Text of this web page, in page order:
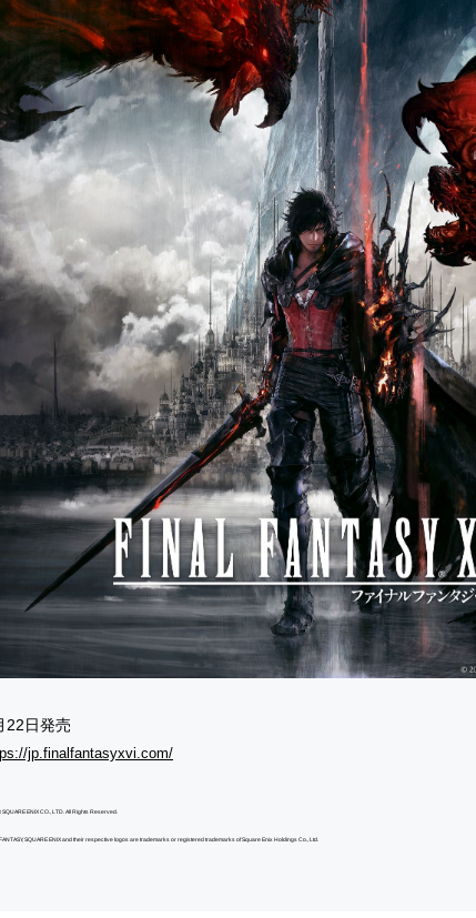
22日発売
jp.finalfantasyxvi.com/
SQUARE ENIX CO., LTD. All Rights Reserved.
SQUARE ENIX and their respective logos are trademarks or registered trademarks of Square Enix Holdings Co., Ltd.